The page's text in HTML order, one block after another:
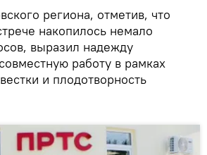
региона, отметив, что
накопилось немало
выразил надежду
работу в рамках
и плодотворность